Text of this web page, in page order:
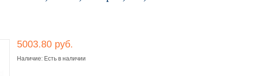
5003.80 руб.
Наличие: Есть в наличии